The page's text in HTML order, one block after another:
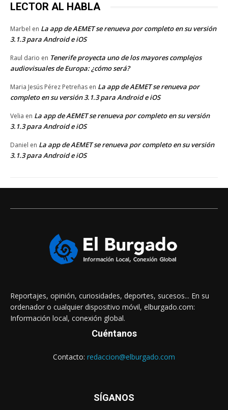
LECTOR AL HABLA
Marbel en La app de AEMET se renueva por completo en su versión
3.1.3 para Android e iOS
Raul dario en Tenerife proyecta uno de los mayores complejos
audiovisuales de Europa: ¿cómo será?
Maria Jesús Pérez Petreñas en La app de AEMET se renueva por
completo en su versión 3.1.3 para Android e iOS
Velia en La app de AEMET se renueva por completo en su versión
3.1.3 para Android e iOS
Daniel en La app de AEMET se renueva por completo en su versión
3.1.3 para Android e iOS
Reportajes, opinión, curiosidades, deportes, sucesos... En su
ordenador o cualquier dispositivo móvil, elburgado.com:
Información local, conexión global.
Cuéntanos
Contacto: redaccion@elburgado.com
SÍGANOS